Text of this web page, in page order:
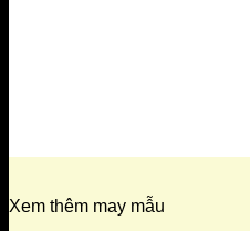
Xem thêm may mẫu